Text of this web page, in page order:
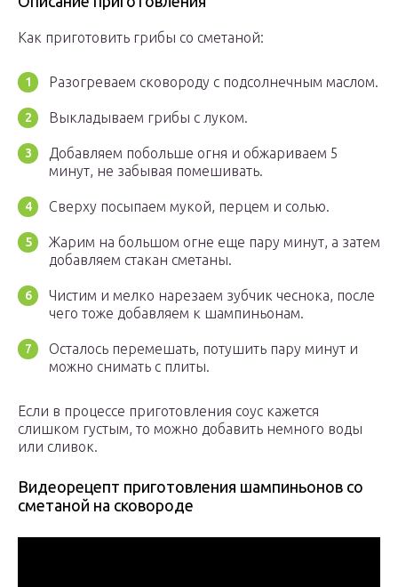
Как приготовить грибы со сметаной:
Разогреваем сковороду с подсолнечным маслом.
Выкладываем грибы с луком.
Добавляем побольше огня и обжариваем 5
минут, не забывая помешивать.
Сверху посыпаем мукой, перцем и солью.
Жарим на большом огне еще пару минут, а затем
добавляем стакан сметаны.
Чистим и мелко нарезаем зубчик чеснока, после
чего тоже добавляем к шампиньонам.
Осталось перемешать, потушить пару минут и
можно снимать с плиты.
Если в процессе приготовления соус кажется
слишком густым, то можно добавить немного воды
или сливок.
Видеорецепт приготовления шампиньонов со
сметаной на сковороде